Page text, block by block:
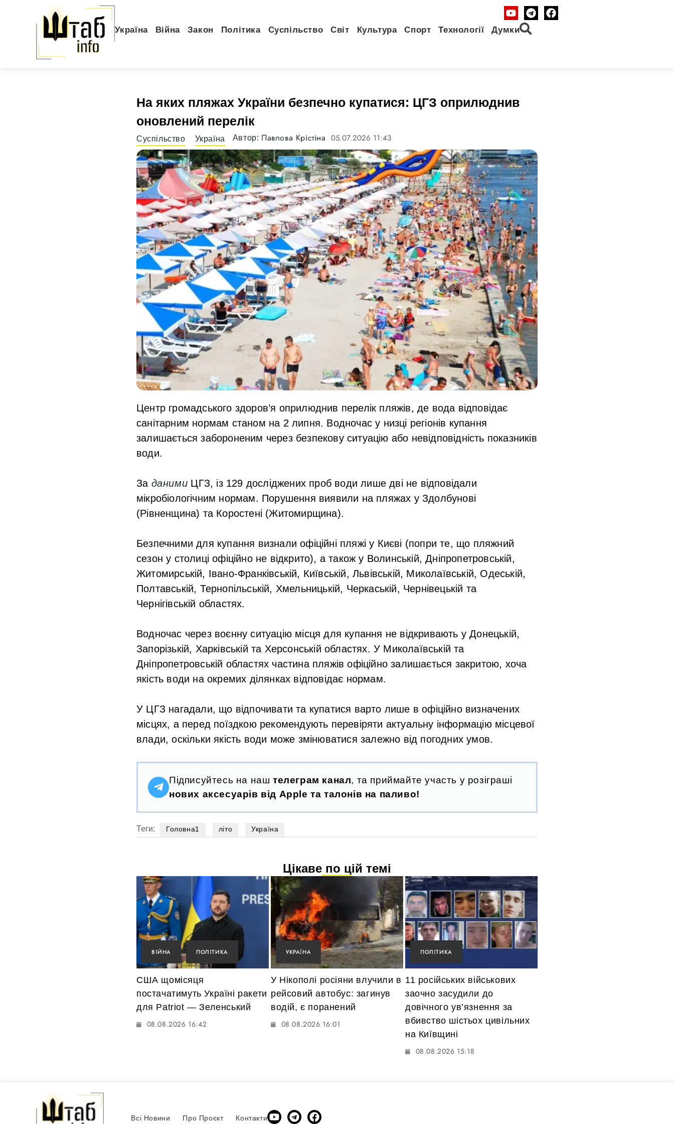
Україна Війна Закон Політика Суспільство Світ Культура Спорт Технології Думки
На яких пляжах України безпечно купатися: ЦГЗ оприлюднив
оновлений перелік
Суспільство Україна Автор: Павлова Крістіна 05.07.2026 11:43
Центр громадського здоров’я оприлюднив перелік пляжів, де вода відповідає
санітарним нормам станом на 2 липня. Водночас у низці регіонів купання
залишається забороненим через безпекову ситуацію або невідповідність показників
води.
За даними ЦГЗ, із 129 досліджених проб води лише дві не відповідали
мікробіологічним нормам. Порушення виявили на пляжах у Здолбунові
(Рівненщина) та Коростені (Житомирщина).
Безпечними для купання визнали офіційні пляжі у Києві (попри те, що пляжний
сезон у столиці офіційно не відкрито), а також у Волинській, Дніпропетровській,
Житомирській, Івано-Франківській, Київській, Львівській, Миколаївській, Одеській,
Полтавській, Тернопільській, Хмельницькій, Черкаській, Чернівецькій та
Чернігівській областях.
Водночас через воєнну ситуацію місця для купання не відкривають у Донецькій,
Запорізькій, Харківській та Херсонській областях. У Миколаївській та
Дніпропетровській областях частина пляжів офіційно залишається закритою, хоча
якість води на окремих ділянках відповідає нормам.
У ЦГЗ нагадали, що відпочивати та купатися варто лише в офіційно визначених
місцях, а перед поїздкою рекомендують перевіряти актуальну інформацію місцевої
влади, оскільки якість води може змінюватися залежно від погодних умов.
Підписуйтесь на наш телеграм канал, та приймайте участь у розіграші
нових аксесуарів від Apple та талонів на паливо!
Теги: Головна1 літо Україна
Цікаве по цій темі
ВІЙНА ПОЛІТИКА
США щомісяця
постачатимуть Україні ракети
для Patriot — Зеленський
08.08.2026 16:42
УКРАЇНА
У Нікополі росіяни влучили в
рейсовий автобус: загинув
водій, є поранений
08.08.2026 16:01
ПОЛІТИКА
11 російських військових
заочно засудили до
довічного ув’язнення за
вбивство шістьох цивільних
на Київщині
08.08.2026 15:18
Всі Новини Про Проєкт Контакти